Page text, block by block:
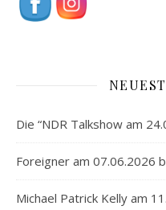
Die “NDR Talkshow am
Foreigner am 07.06.2026
Michael Patrick Kelly am